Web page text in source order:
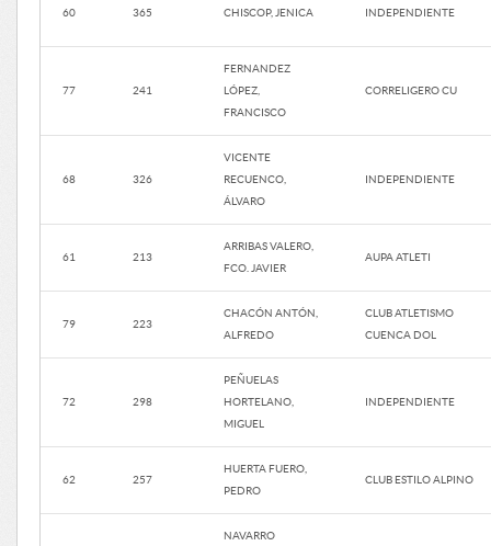
60 365 CHISCOP, JENICA INDEPENDIENTE
77 241
FERNANDEZ
LÓPEZ,
FRANCISCO
CORRELIGERO CU
68 326
VICENTE
RECUENCO,
ÁLVARO
INDEPENDIENTE
61 213
ARRIBAS VALERO,
FCO. JAVIER
AUPA ATLETI
79 223
CHACÓN ANTÓN,
ALFREDO
CLUB ATLETISMO
CUENCA DOL
72 298
PEÑUELAS
HORTELANO,
MIGUEL
INDEPENDIENTE
62 257
HUERTA FUERO,
PEDRO
CLUB ESTILO ALPINO
NAVARRO